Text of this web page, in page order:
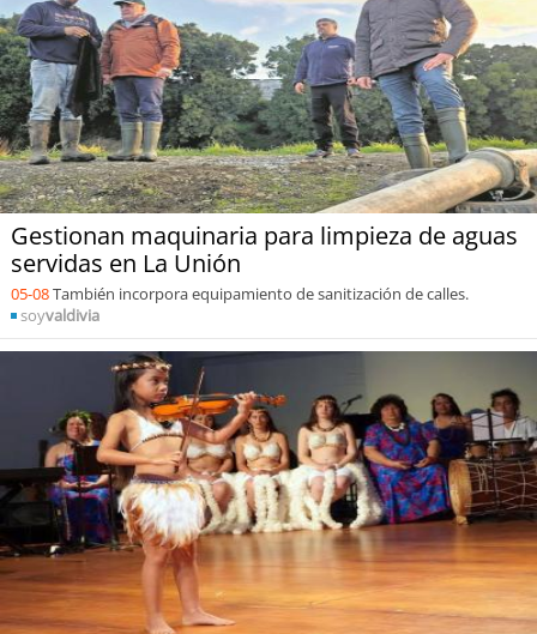
Gestionan maquinaria para limpieza de aguas
servidas en La Unión
05-08También incorpora equipamiento de sanitización de calles.
soyvaldivia